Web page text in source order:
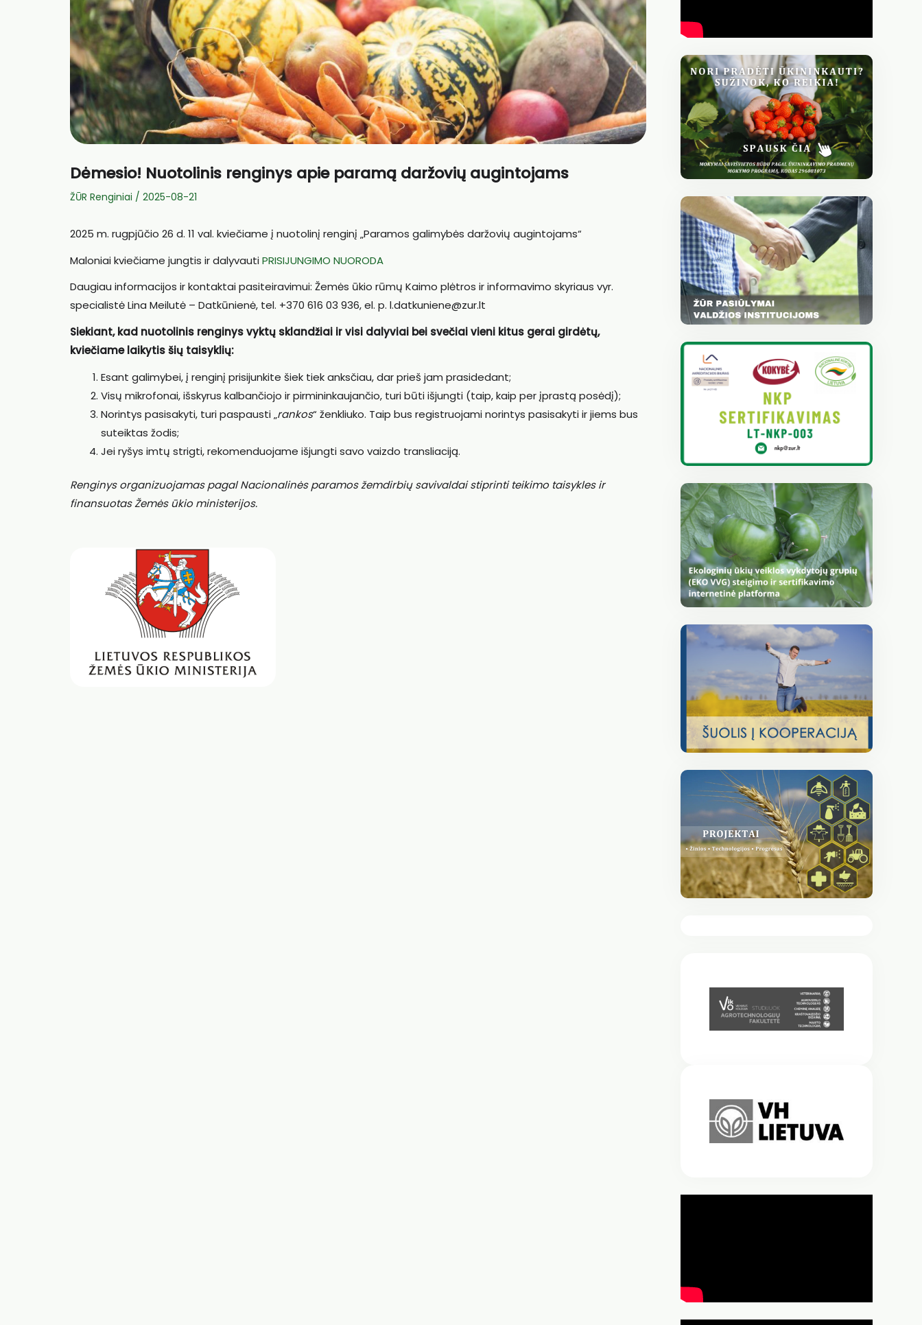
Dėmesio! Nuotolinis renginys apie paramą daržovių augintojams
ŽŪR Renginiai / 2025-08-21
2025 m. rugpjūčio 26 d. 11 val. kviečiame į nuotolinį renginį „Paramos galimybės daržovių augintojams“
Maloniai kviečiame jungtis ir dalyvautiPRISIJUNGIMO NUORODA
Daugiau informacijos ir kontaktai pasiteiravimui: Žemės ūkio rūmų Kaimo plėtros ir informavimo skyriaus vyr.
specialistė Lina Meilutė – Datkūnienė, tel. +370 616 03 936, el. p. l.datkuniene@zur.lt
Siekiant, kad nuotolinis renginys vyktų sklandžiai ir visi dalyviai bei svečiai vieni kitus gerai girdėtų,
kviečiame laikytis šių taisyklių:
Esant galimybei, į renginį prisijunkite šiek tiek anksčiau, dar prieš jam prasidedant;
Visų mikrofonai, išskyrus kalbančiojo ir pirmininkaujančio, turi būti išjungti (taip, kaip per įprastą posėdį);
Norintys pasisakyti, turi paspausti „rankos“ ženkliuko. Taip bus registruojami norintys pasisakyti ir jiems bus
suteiktas žodis;
Jei ryšys imtų strigti, rekomenduojame išjungti savo vaizdo transliaciją.
Renginys organizuojamas pagal Nacionalinės paramos žemdirbių savivaldai stiprinti teikimo taisykles ir
finansuotas Žemės ūkio ministerijos.